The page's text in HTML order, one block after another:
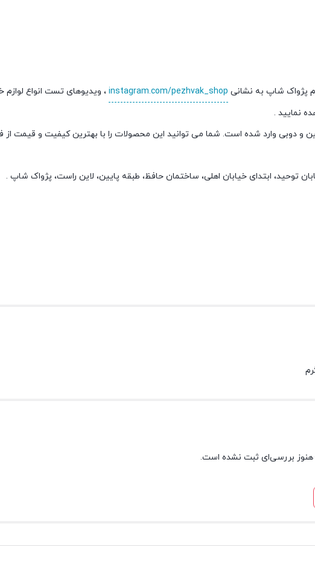
پژواک شاپ به نشانی instagram.com/pezhvak_shop ، ویدیوهای تست انواع
نمایید .
و دوبی وارد شده است. شما می توانید این محصولات را با بهترین کیفیت و قیمت
توحید، ابتدای خیابان اهلی، ساختمان حافظ، طبقه پایین، لاین راست، پژواک شاپ .
هنوز بررسی‌ای ثبت نشده است.